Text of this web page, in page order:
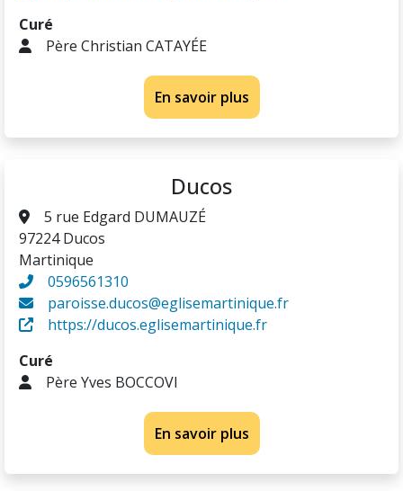
Curé
Père Christian CATAYÉE
En savoir plus
Ducos
5 rue Edgard DUMAUZÉ
97224 Ducos
Martinique
0596561310
paroisse.ducos@eglisemartinique.fr
https://ducos.eglisemartinique.fr
Curé
Père Yves BOCCOVI
En savoir plus